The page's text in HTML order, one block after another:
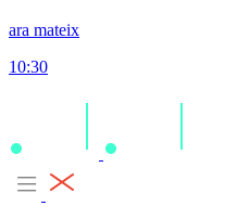
ara mateix
10:30